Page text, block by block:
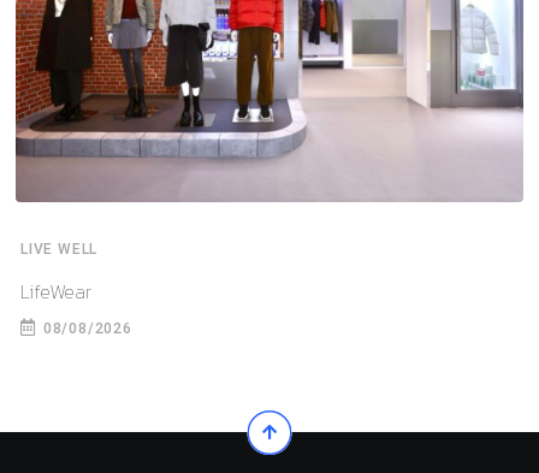
LIVE WELL
LifeWear
08/08/2026